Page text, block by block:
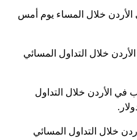
18 قيراط في الأردن خلال المساء يوم أمس
قيراط في الأردن خلال التداول المسائي
في الأردن خلال التداول
خلال التداول المسائي